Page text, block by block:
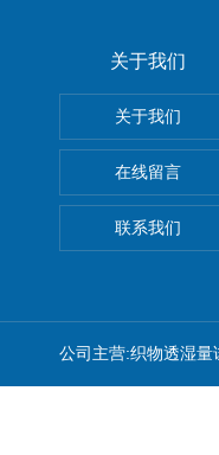
关于我们
关于我们
在线留言
联系我们
公司主营:织物透湿